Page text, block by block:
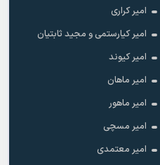
امیر کراری
امیر کیارستمی و مجید ثابتیان
امیر کیوند
امیر ماهان
امیر ماهور
امیر مسچی
امیر معتمدی